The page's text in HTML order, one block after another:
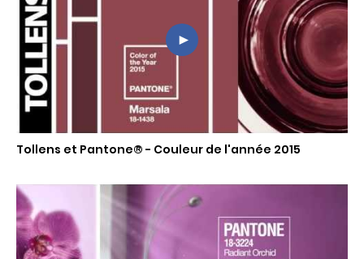
Tollens et Pantone® - Couleur de l'année 2015